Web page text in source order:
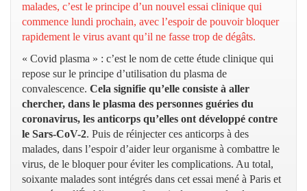
malades, c’est le principe d’un nouvel essai clinique qui
commence lundi prochain, avec l’espoir de pouvoir bloquer
rapidement le virus avant qu’il ne fasse trop de dégâts.
« Covid plasma » : c’est le nom de cette étude clinique qui
repose sur le principe d’utilisation du plasma de
convalescence. Cela signifie qu’elle consiste à aller
chercher, dans le plasma des personnes guéries du
coronavirus, les anticorps qu’elles ont développé contre
le Sars-CoV-2. Puis de réinjecter ces anticorps à des
malades, dans l’espoir d’aider leur organisme à combattre le
virus, de le bloquer pour éviter les complications. Au total,
soixante malades sont intégrés dans cet essai mené à Paris et